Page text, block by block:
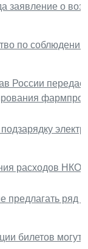
заявление о
по
России
расходов НКО,
предлагать ряд
билетов могут